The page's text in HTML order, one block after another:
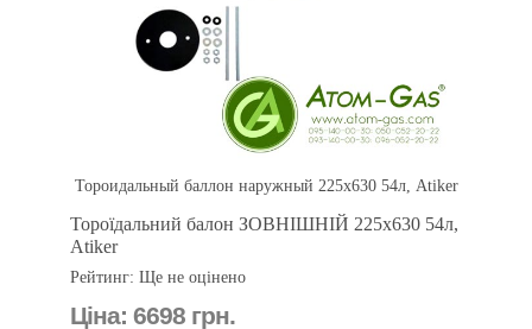
Тороидальный баллон наружный 225х630 54л, Atiker
Тороїдальний балон ЗОВНІШНІЙ 225х630 54л,
Atiker
Рейтинг: Ще не оцінено
Ціна: 6698 грн.